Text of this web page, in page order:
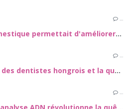
…
Et si dynamiser l'eau domestique permettait d'améliorer les performances des sportifs ?
…
La formation exemplaire des dentistes hongrois et la qualité exceptionnelle de leurs soins dentaires